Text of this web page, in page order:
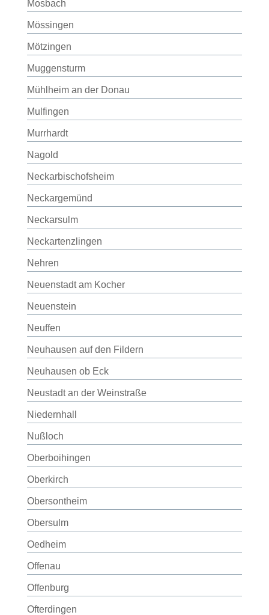
Mosbach
Mössingen
Mötzingen
Muggensturm
Mühlheim an der Donau
Mulfingen
Murrhardt
Nagold
Neckarbischofsheim
Neckargemünd
Neckarsulm
Neckartenzlingen
Nehren
Neuenstadt am Kocher
Neuenstein
Neuffen
Neuhausen auf den Fildern
Neuhausen ob Eck
Neustadt an der Weinstraße
Niedernhall
Nußloch
Oberboihingen
Oberkirch
Obersontheim
Obersulm
Oedheim
Offenau
Offenburg
Ofterdingen